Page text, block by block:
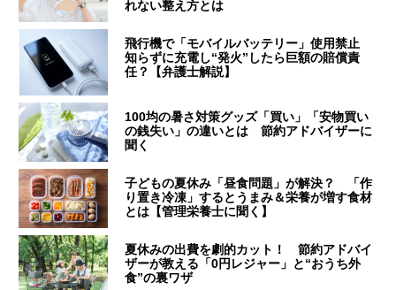
れない整え方とは
飛行機で「モバイルバッテリー」使用禁止
知らずに充電し“発火”したら巨額の賠償責
任？【弁護士解説】
100均の暑さ対策グッズ「買い」「安物買い
の銭失い」の違いとは 節約アドバイザーに
聞く
子どもの夏休み「昼食問題」が解決？ 「作
り置き冷凍」するとうまみ＆栄養が増す食材
とは【管理栄養士に聞く】
夏休みの出費を劇的カット！ 節約アドバイ
ザーが教える「0円レジャー」と“おうち外
食”の裏ワザ